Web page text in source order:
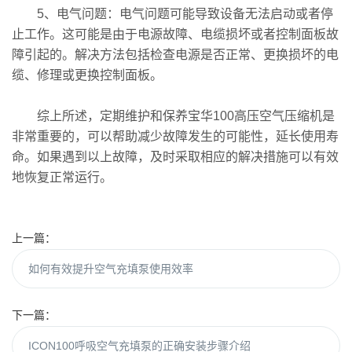
5、电气问题：电气问题可能导致设备无法启动或者停
止工作。这可能是由于电源故障、电缆损坏或者控制面板故
障引起的。解决方法包括检查电源是否正常、更换损坏的电
缆、修理或更换控制面板。
综上所述，定期维护和保养宝华100高压空气压缩机是
非常重要的，可以帮助减少故障发生的可能性，延长使用寿
命。如果遇到以上故障，及时采取相应的解决措施可以有效
地恢复正常运行。
上一篇：
如何有效提升空气充填泵使用效率
下一篇：
ICON100呼吸空气充填泵的正确安装步骤介绍